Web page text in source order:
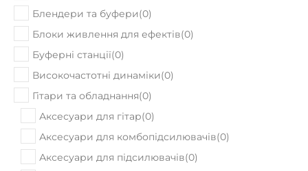
Блендери та буфери(0)
Блоки живлення для ефектів(0)
Буферні станції(0)
Високочастотні динаміки(0)
Гітари та обладнання(0)
Аксесуари для гітар(0)
Аксесуари для комбопідсилювачів(0)
Аксесуари для підсилювачів(0)